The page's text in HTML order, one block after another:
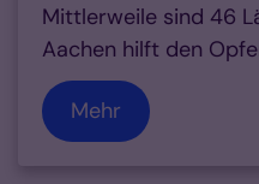
Mittlerweile sind 46
Aachen hilft den
Mehr